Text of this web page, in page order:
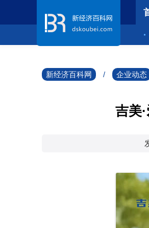
新经济百科网 / 企业动态
吉美